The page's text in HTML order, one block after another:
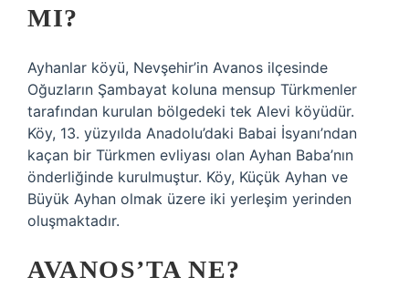
MI?
Ayhanlar köyü, Nevşehir’in Avanos ilçesinde
Oğuzların Şambayat koluna mensup Türkmenler
tarafından kurulan bölgedeki tek Alevi köyüdür.
Köy, 13. yüzyılda Anadolu’daki Babai İsyanı’ndan
kaçan bir Türkmen evliyası olan Ayhan Baba’nın
önderliğinde kurulmuştur. Köy, Küçük Ayhan ve
Büyük Ayhan olmak üzere iki yerleşim yerinden
oluşmaktadır.
AVANOS’TA NE?